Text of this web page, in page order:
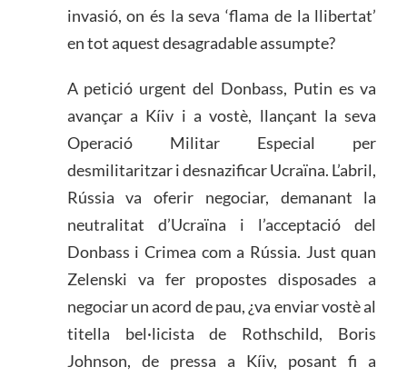
invasió, on és la seva ‘flama de la llibertat’
en tot aquest desagradable assumpte?
A petició urgent del Donbass, Putin es va
avançar a Kíiv i a vostè, llançant la seva
Operació Militar Especial per
desmilitaritzar i desnazificar Ucraïna. L’abril,
Rússia va oferir negociar, demanant la
neutralitat d’Ucraïna i l’acceptació del
Donbass i Crimea com a Rússia. Just quan
Zelenski va fer propostes disposades a
negociar un acord de pau, ¿va enviar vostè al
titella bel·licista de Rothschild, Boris
Johnson, de pressa a Kíiv, posant fi a